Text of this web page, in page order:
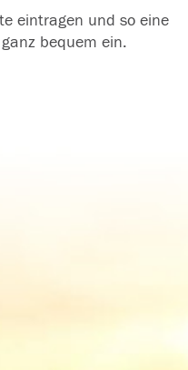
eintragen und so eine
bequem ein.